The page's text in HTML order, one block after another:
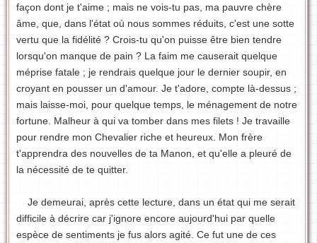
façon dont je t'aime ; mais ne vois-tu pas, ma pauvre chère
âme, que, dans l'état où nous sommes réduits, c'est une sotte
vertu que la fidélité ? Crois-tu qu'on puisse être bien tendre
lorsqu'on manque de pain ? La faim me causerait quelque
méprise fatale ; je rendrais quelque jour le dernier soupir, en
croyant en pousser un d'amour. Je t'adore, compte là-dessus ;
mais laisse-moi, pour quelque temps, le ménagement de notre
fortune. Malheur à qui va tomber dans mes filets ! Je travaille
pour rendre mon Chevalier riche et heureux. Mon frère
t'apprendra des nouvelles de ta Manon, et qu'elle a pleuré de
la nécessité de te quitter.
Je demeurai, après cette lecture, dans un état qui me serait
difficile à décrire car j'ignore encore aujourd'hui par quelle
espèce de sentiments je fus alors agité. Ce fut une de ces